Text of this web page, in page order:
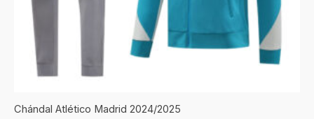
Chándal Atlético Madrid 2024/2025